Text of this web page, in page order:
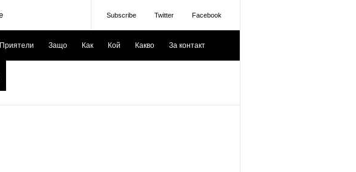
Subscribe Twitter Facebook
Приятели Защо Как Кой Какво За контакт